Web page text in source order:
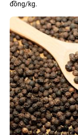
đồng/kg.